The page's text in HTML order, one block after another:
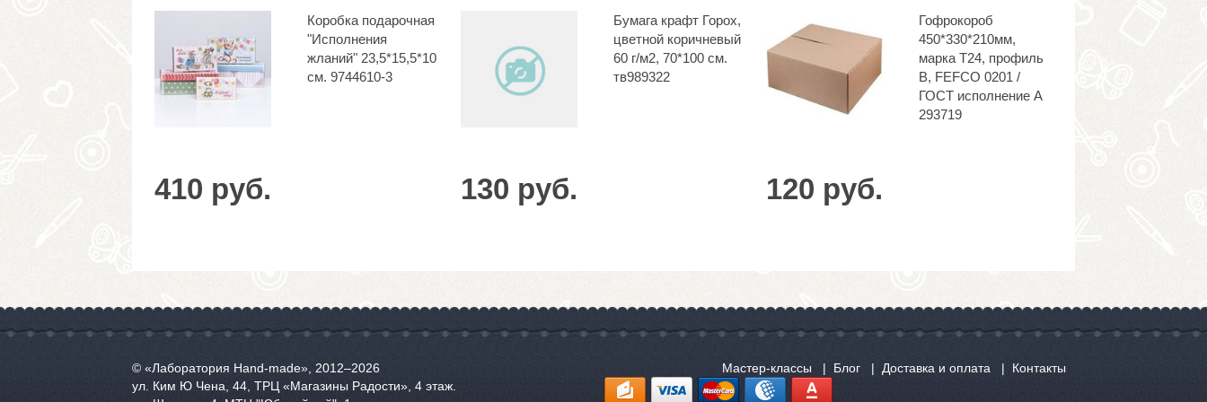
Коробка подарочная
"Исполнения
жланий" 23,5*15,5*10
см. 9744610-3
410 руб.
Бумага крафт Горох,
цветной коричневый
60 г/м2, 70*100 см.
тв989322
130 руб.
Гофрокороб
450*330*210мм,
марка Т24, профиль
B, FEFCO 0201 /
ГОСТ исполнение А
293719
120 руб.
© «Лаборатория Hand-made», 2012‒2026
ул. Ким Ю Чена, 44, ТРЦ «Магазины Радости», 4 этаж.
Мастер-классы Блог Доставка и оплата Контакты